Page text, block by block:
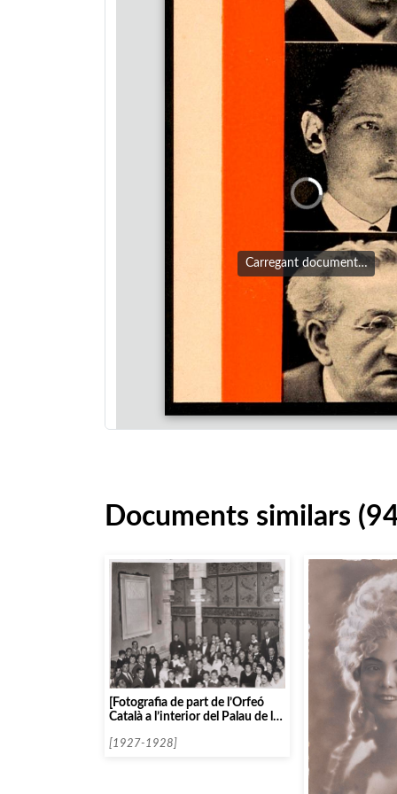
Carregant document…
Documents similars
[Fotografia de part de l’Orfeó
Català a l’interior del Palau de la
[1927-1928]